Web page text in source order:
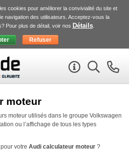
cookies pour améliorer la convivialité du site et
navigation des utilisateurs. Acceptez-vous la
Pour plus de détail, voir nos Détails.
moteur
moteur utilisés dans le groupe Volkswagen
ou l’affichage de tous les types
pour votre Audi calculateur moteur ?